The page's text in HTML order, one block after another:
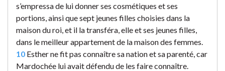
s’empressa de lui donner ses cosmétiques et ses
portions, ainsi que sept jeunes filles choisies dans la
maison du roi, et il la transféra, elle et ses jeunes filles,
dans le meilleur appartement de la maison des femmes.
10 Esther ne fit pas connaître sa nation et sa parenté, car
Mardochée lui avait défendu de les faire connaître.